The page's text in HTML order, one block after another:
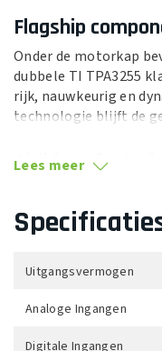
Flagship
Onder de motorkap
dubbele TI TPA3255
rijk, nauwkeurig en
technologie blijft de
Altijd perfect
luidsprekerafstand,
Snelle, stabiele
streamingdiensten
Lees meer
Uitgangsvermogen
Analoge Ingangen
Digitale Ingangen